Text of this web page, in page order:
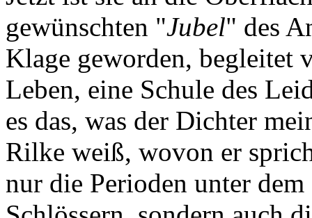
gewünschten "Jubel" des
Klage geworden, begleitet
Leben, eine Schule des
es das, was der Dichter
Rilke weiß, wovon er
nur die Perioden unter